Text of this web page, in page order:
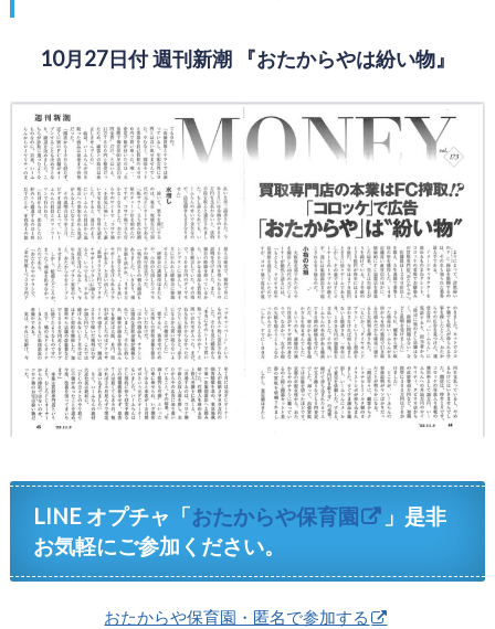
10月27日付 週刊新潮 『おたからやは紛い物』
LINE オプチャ「おたからや保育園
」是非
お気軽にご参加ください。
おたからや保育園・匿名で参加する